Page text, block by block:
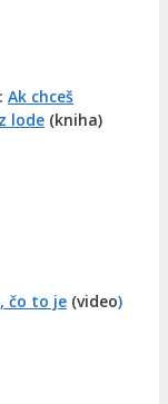
Ak chceš
lode (kniha)
čo to je (video)